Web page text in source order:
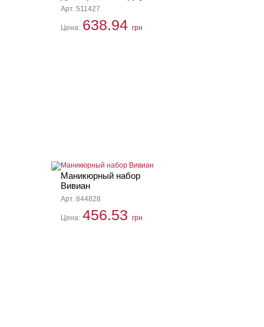
Арт. 511427
Цена: 638.94 грн
Маникюрный набор
Вивиан
Арт. 844828
Цена: 456.53 грн